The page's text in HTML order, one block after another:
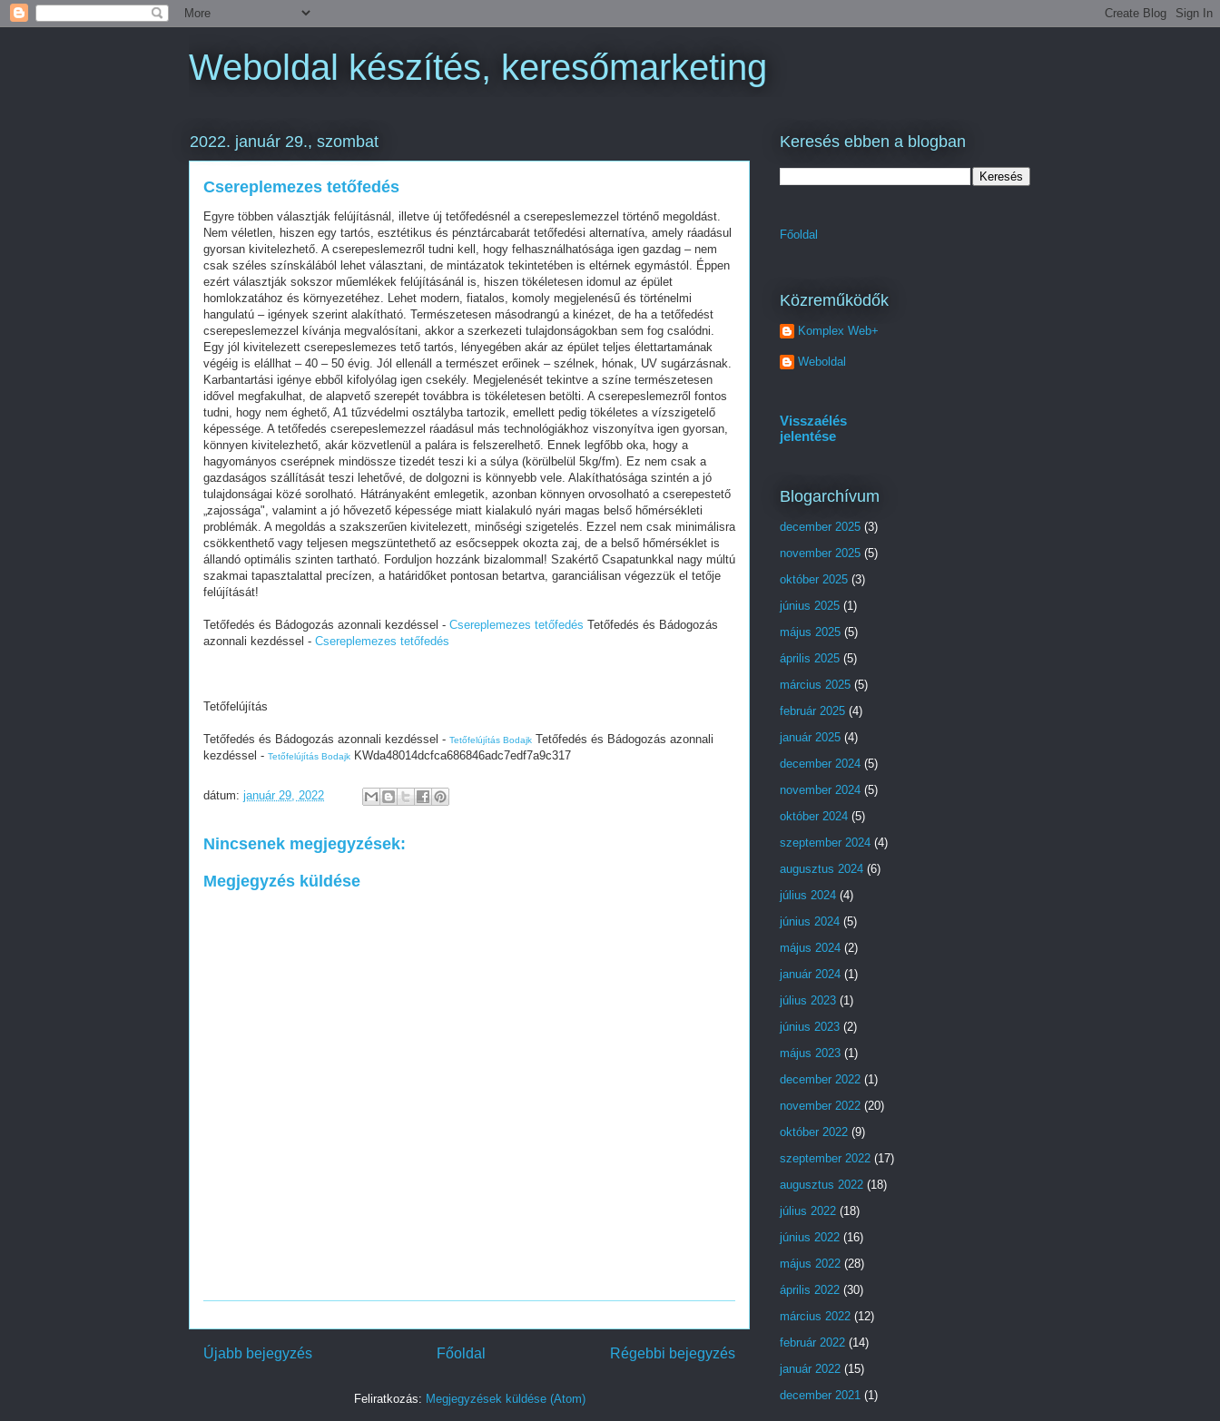
Weboldal készítés, keresőmarketing
2022. január 29., szombat
Csereplemezes tetőfedés
Egyre többen választják felújításnál, illetve új tetőfedésnél a cserepeslemezzel történő megoldást.
Nem véletlen, hiszen egy tartós, esztétikus és pénztárcabarát tetőfedési alternatíva, amely ráadásul
gyorsan kivitelezhető. A cserepeslemezről tudni kell, hogy felhasználhatósága igen gazdag – nem
csak széles színskálából lehet választani, de mintázatok tekintetében is eltérnek egymástól. Éppen
ezért választják sokszor műemlékek felújításánál is, hiszen tökéletesen idomul az épület
homlokzatához és környezetéhez. Lehet modern, fiatalos, komoly megjelenésű és történelmi
hangulatú – igények szerint alakítható. Természetesen másodrangú a kinézet, de ha a tetőfedést
cserepeslemezzel kívánja megvalósítani, akkor a szerkezeti tulajdonságokban sem fog csalódni.
Egy jól kivitelezett cserepeslemezes tető tartós, lényegében akár az épület teljes élettartamának
végéig is elállhat – 40 – 50 évig. Jól ellenáll a természet erőinek – szélnek, hónak, UV sugárzásnak.
Karbantartási igénye ebből kifolyólag igen csekély. Megjelenését tekintve a színe természetesen
idővel megfakulhat, de alapvető szerepét továbbra is tökéletesen betölti. A cserepeslemezről fontos
tudni, hogy nem éghető, A1 tűzvédelmi osztályba tartozik, emellett pedig tökéletes a vízszigetelő
képessége. A tetőfedés cserepeslemezzel ráadásul más technológiákhoz viszonyítva igen gyorsan,
könnyen kivitelezhető, akár közvetlenül a palára is felszerelhető. Ennek legfőbb oka, hogy a
hagyományos cserépnek mindössze tizedét teszi ki a súlya (körülbelül 5kg/fm). Ez nem csak a
gazdaságos szállítását teszi lehetővé, de dolgozni is könnyebb vele. Alakíthatósága szintén a jó
tulajdonságai közé sorolható. Hátrányaként emlegetik, azonban könnyen orvosolható a cserepestető
„zajossága", valamint a jó hővezető képessége miatt kialakuló nyári magas belső hőmérsékleti
problémák. A megoldás a szakszerűen kivitelezett, minőségi szigetelés. Ezzel nem csak minimálisra
csökkenthető vagy teljesen megszüntethető az esőcseppek okozta zaj, de a belső hőmérséklet is
állandó optimális szinten tartható. Forduljon hozzánk bizalommal! Szakértő Csapatunkkal nagy múltú
szakmai tapasztalattal precízen, a határidőket pontosan betartva, garanciálisan végezzük el tetője
felújítását!
Tetőfedés és Bádogozás azonnali kezdéssel - Csereplemezes tetőfedés Tetőfedés és Bádogozás
azonnali kezdéssel - Csereplemezes tetőfedés
Tetőfelújítás
Tetőfedés és Bádogozás azonnali kezdéssel - Tetőfelújítás Bodajk Tetőfedés és Bádogozás azonnali
kezdéssel - Tetőfelújítás Bodajk KWda48014dcfca686846adc7edf7a9c317
dátum: január 29, 2022
Nincsenek megjegyzések:
Megjegyzés küldése
Újabb bejegyzés Régebbi bejegyzés
Főoldal
Feliratkozás: Megjegyzések küldése (Atom)
Keresés ebben a blogban
Főoldal
Közreműködők
Komplex Web+
Weboldal
Visszaélés
jelentése
Blogarchívum
december 2025 (3)
november 2025 (5)
október 2025 (3)
június 2025 (1)
május 2025 (5)
április 2025 (5)
március 2025 (5)
február 2025 (4)
január 2025 (4)
december 2024 (5)
november 2024 (5)
október 2024 (5)
szeptember 2024 (4)
augusztus 2024 (6)
július 2024 (4)
június 2024 (5)
május 2024 (2)
január 2024 (1)
július 2023 (1)
június 2023 (2)
május 2023 (1)
december 2022 (1)
november 2022 (20)
október 2022 (9)
szeptember 2022 (17)
augusztus 2022 (18)
július 2022 (18)
június 2022 (16)
május 2022 (28)
április 2022 (30)
március 2022 (12)
február 2022 (14)
január 2022 (15)
december 2021 (1)